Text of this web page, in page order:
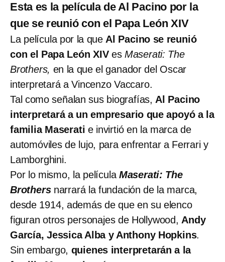
Esta es la película de Al Pacino por la
que se reunió con el Papa León XIV
La película por la que Al Pacino se reunió
con el Papa León XIVes Maserati: The
Brothers, en la que el ganador del Oscar
interpretará a Vincenzo Vaccaro.
Tal como señalan sus biografías, Al Pacino
interpretará a un empresario que apoyó a la
familia Maserati e invirtió en la marca de
automóviles de lujo, para enfrentar a Ferrari y
Lamborghini.
Por lo mismo, la película Maserati: The
Brothersnarrará la fundación de la marca,
desde 1914, además de que en su elenco
figuran otros personajes de Hollywood, Andy
García, Jessica Alba y Anthony Hopkins.
Sin embargo, quienes interpretarán a la